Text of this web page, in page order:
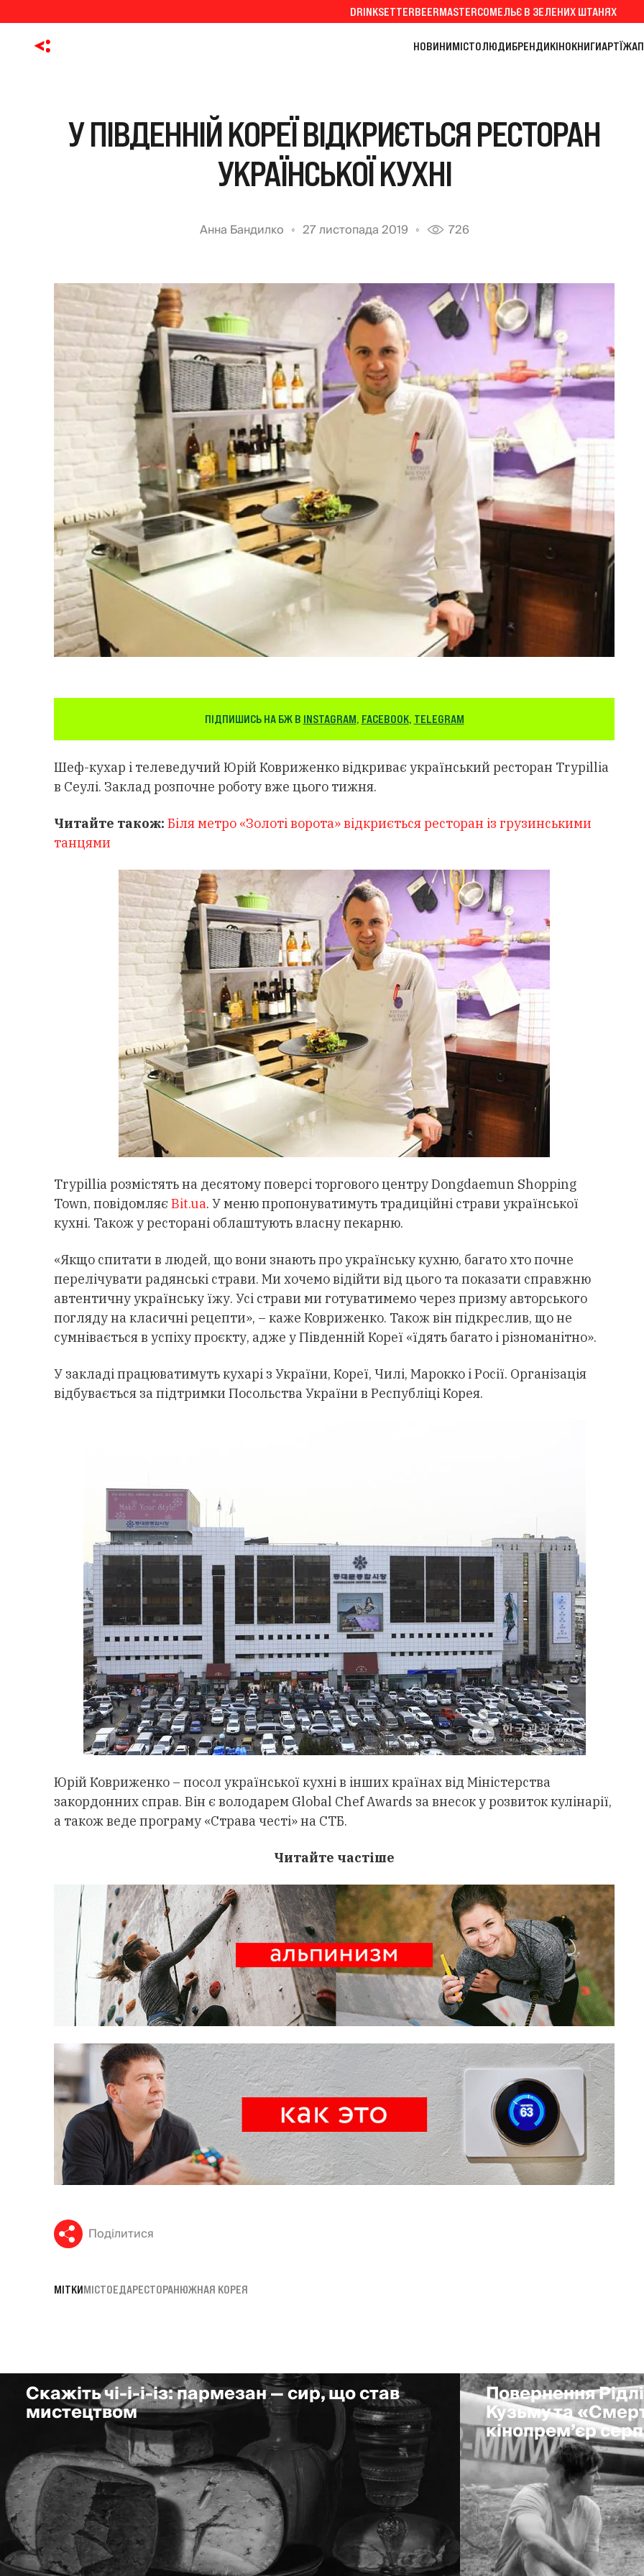
DRINKSETTERBEERMASTERСОМЕЛЬЄ В ЗЕЛЕНИХ ШТАНЯХ
НОВИНИМІСТОЛЮДИБРЕНДИКІНОКНИГИАРТЇЖА
У ПІВДЕННІЙ КОРЕЇ ВІДКРИЄТЬСЯ РЕСТОРАН
УКРАЇНСЬКОЇ КУХНІ
Анна Бандилко 27 листопада 2019 726
ПІДПИШИСЬ НА БЖ В INSTAGRAM, FACEBOOK, TELEGRAM
Шеф-кухар і телеведучий Юрій Ковриженко відкриває український ресторан Trypillia
в Сеулі. Заклад розпочне роботу вже цього тижня.
Читайте також: Біля метро «Золоті ворота» відкриється ресторан із грузинськими
танцями
Trypillia розмістять на десятому поверсі торгового центру Dongdaemun Shopping
Town, повідомляє Bit.ua. У меню пропонуватимуть традиційні страви української
кухні. Також у ресторані облаштують власну пекарню.
«Якщо спитати в людей, що вони знають про українську кухню, багато хто почне
перелічувати радянські страви. Ми хочемо відійти від цього та показати справжню
автентичну українську їжу. Усі страви ми готуватимемо через призму авторського
погляду на класичні рецепти», – каже Ковриженко. Також він підкреслив, що не
сумнівається в успіху проєкту, адже у Південній Кореї «їдять багато і різноманітно».
У закладі працюватимуть кухарі з України, Кореї, Чилі, Марокко і Росії. Організація
відбувається за підтримки Посольства України в Республіці Корея.
Юрій Ковриженко – посол української кухні в інших країнах від Міністерства
закордонних справ. Він є володарем Global Chef Awards за внесок у розвиток кулінарії,
а також веде програму «Страва честі» на СТБ.
Читайте частіше
Поділитися
МІТКИМІСТОЕДАРЕСТОРАНЮЖНАЯ КОРЕЯ
Скажіть чі-і-і-із: пармезан — сир, що став
мистецтвом
Повернення
Кузьму та
кінопрем’єр